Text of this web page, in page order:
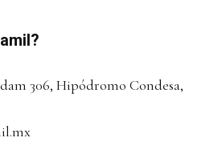
306, Hipódromo Condesa,